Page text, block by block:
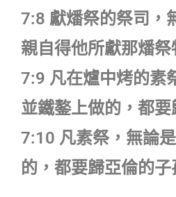
7:8 獻燔祭的祭司，
親自得他所獻那燔祭
7:9 凡在爐中烤的素
並鐵鏊上做的，都要
7:10 凡素祭，無論
的，都要歸亞倫的子